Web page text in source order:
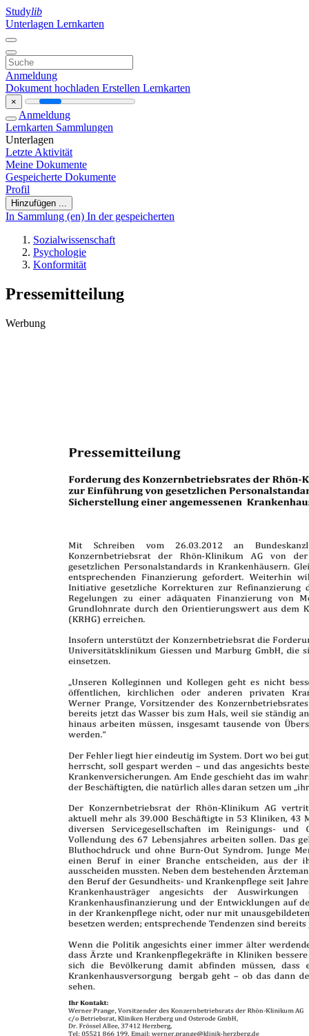
Studylib
Unterlagen Lernkarten
Anmeldung
Dokument hochladen Erstellen Lernkarten
×
Anmeldung
Lernkarten Sammlungen
Unterlagen
Letzte Aktivität
Meine Dokumente
Gespeicherte Dokumente
Profil
Hinzufügen ...
In Sammlung (en) In der gespeicherten
Sozialwissenschaft
Psychologie
Konformität
Pressemitteilung
Werbung